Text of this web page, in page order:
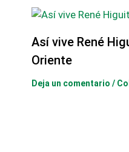
Así vive René
Oriente
Deja un comentario /